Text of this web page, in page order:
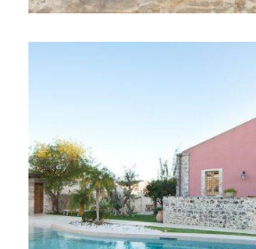
Piscina a skimmer in cemento armato